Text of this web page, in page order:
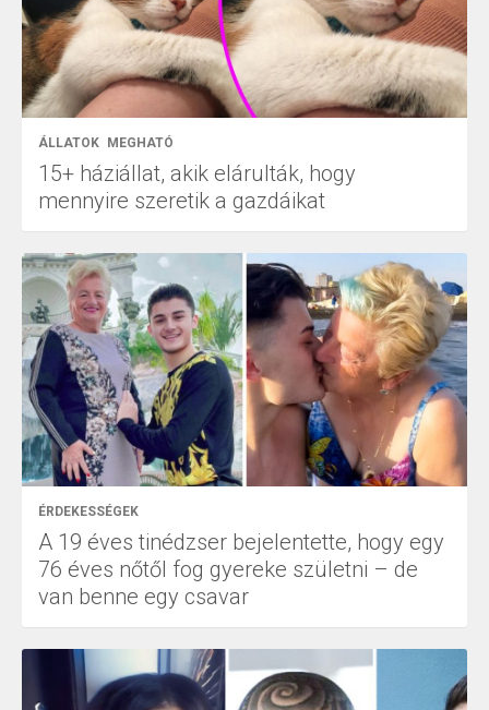
ÁLLATOK MEGHATÓ
15+ háziállat, akik elárulták, hogy
mennyire szeretik a gazdáikat
ÉRDEKESSÉGEK
A 19 éves tinédzser bejelentette, hogy egy
76 éves nőtől fog gyereke születni – de
van benne egy csavar